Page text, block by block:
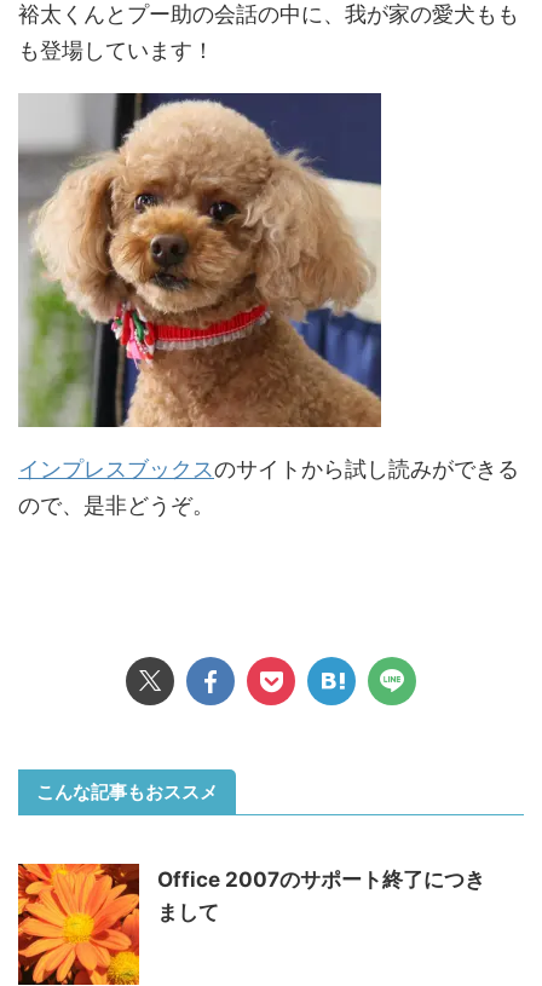
裕太くんとプー助の会話の中に、我が家の愛犬もも
も登場しています！
インプレスブックスのサイトから試し読みができる
ので、是非どうぞ。
こんな記事もおススメ
Office 2007のサポート終了につき
まして